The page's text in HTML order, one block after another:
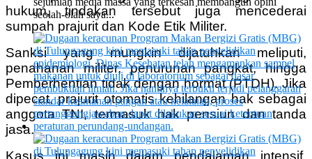
hukum, tindakan tersebut juga mencederai
sumpah prajurit dan Kode Etik Militer.
Sanksi yang mungkin dijatuhkan meliputi,
penahanan militer, penurunan pangkat, hingga
Pemberhentian tidak dengan hormat (PTDH).Jika
dipecat, prajurit otomatis kehilangan hak sebagai
anggota TNI, termasuk hak pensiun dan tanda
jasa.
seolah-olah saya...